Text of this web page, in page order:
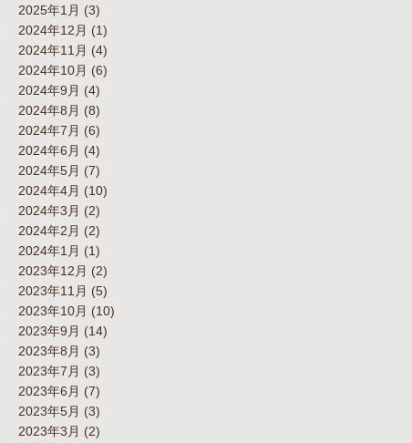
2025年1月 (3)
2024年12月 (1)
2024年11月 (4)
2024年10月 (6)
2024年9月 (4)
2024年8月 (8)
2024年7月 (6)
2024年6月 (4)
2024年5月 (7)
2024年4月 (10)
2024年3月 (2)
2024年2月 (2)
2024年1月 (1)
2023年12月 (2)
2023年11月 (5)
2023年10月 (10)
2023年9月 (14)
2023年8月 (3)
2023年7月 (3)
2023年6月 (7)
2023年5月 (3)
2023年3月 (2)